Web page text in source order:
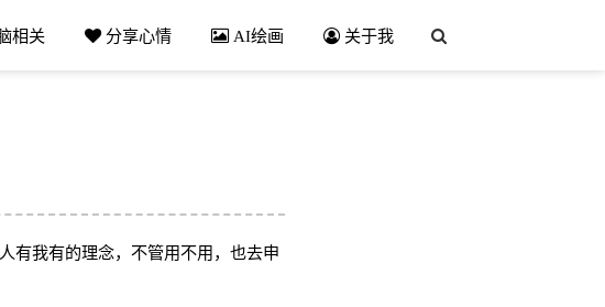
相关 分享心情 AI绘画 关于我
有我有的理念，不管用不用，也去申